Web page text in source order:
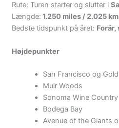
Rute: Turen starter og slutter i
Længde: 1.250 miles / 2.025 km
Bedste tidspunkt på året:
Højdepunkter
San Francisco og
Muir Woods
Sonoma Wine Country
Bodega Bay
Avenue of the Giants